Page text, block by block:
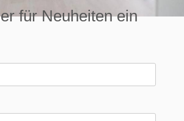
für Neuheiten ein